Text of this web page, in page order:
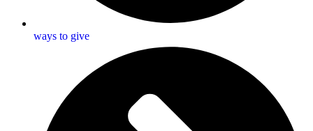
ways to give